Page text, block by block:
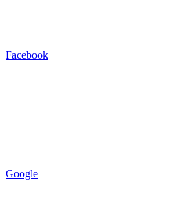
Facebook
Google